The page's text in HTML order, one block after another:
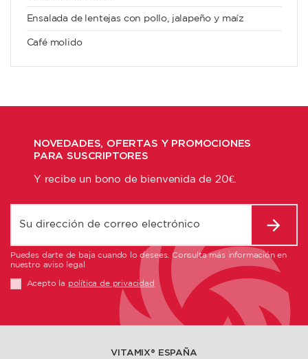
Ensalada de lentejas con pollo, jalapeño y maíz
Café molido
NOVEDADES, OFERTAS Y PROMOCIONES
PARA SUSCRIPTORES
Y recibe un bono de bienvenida de 20€.
Puedes darte de baja cuando lo desees. Consulta más información en
nuestro aviso legal
Acepto la política de privacidad
VITAMIX®️ ESPAÑA